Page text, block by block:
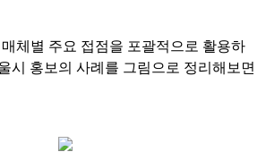
체별 주요 접점을 포괄적으로 활용하
시 홍보의 사례를 그림으로 정리해보면